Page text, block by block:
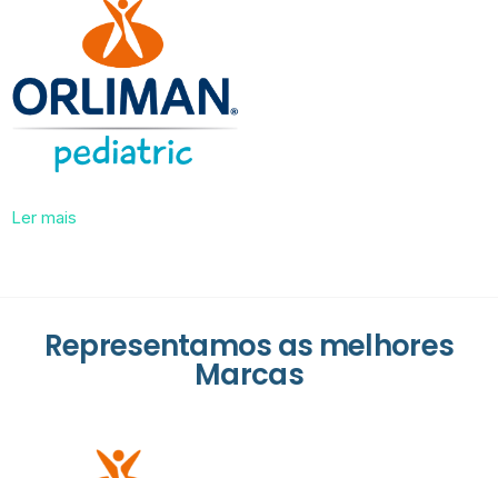
Ler mais
Representamos as melhores
Marcas